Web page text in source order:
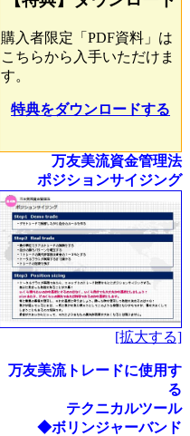
購入者限定「PDF資料」は
こちらから入手いただけま
す。
特典をダウンロードする
万友美流資金管理法
ポジションサイジング
[拡大する]
万友美流トレードに使用す
る
テクニカルツール
◆ボリンジャーバンド